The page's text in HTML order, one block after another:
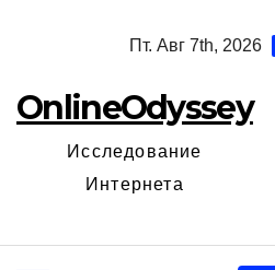
Пт. Авг 7th, 2026
OnlineOdyssey
Исследование
Интернета